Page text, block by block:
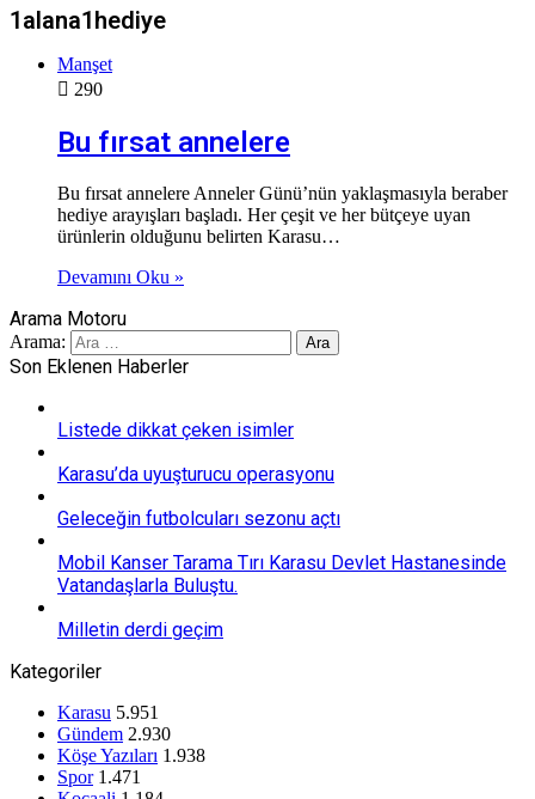
1alana1hediye
Manşet
290
Bu fırsat annelere
Bu fırsat annelere Anneler Günü’nün yaklaşmasıyla beraber
hediye arayışları başladı. Her çeşit ve her bütçeye uyan
ürünlerin olduğunu belirten Karasu…
Devamını Oku »
Arama Motoru
Arama:
Son Eklenen Haberler
Listede dikkat çeken isimler
Karasu’da uyuşturucu operasyonu
Geleceğin futbolcuları sezonu açtı
Mobil Kanser Tarama Tırı Karasu Devlet Hastanesinde
Vatandaşlarla Buluştu.
Milletin derdi geçim
Kategoriler
Karasu 5.951
Gündem 2.930
Köşe Yazıları 1.938
Spor 1.471